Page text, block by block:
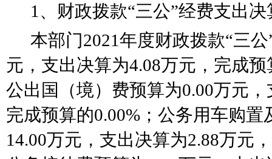
1、财政拨款“三公”经费支出
本部门2021年度财政拨款“三公
元，支出决算为4.08万元，完成
公出国（境）费预算为0.00万元
完成预算的0.00%；公务用车购
14.00万元，支出决算为2.88万元